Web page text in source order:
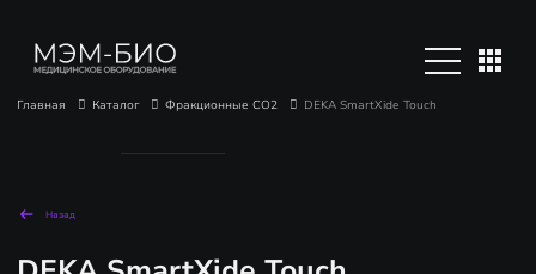
Главная Каталог Фракционные CO2 DEKA SmartXide Touch
Назад